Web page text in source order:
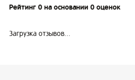
Рейтинг 0 на основании 0 оценок
Загрузка отзывов...